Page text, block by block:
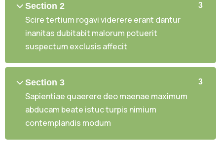
Section 2
Scire tertium rogavi viderere erant dantur
inanitas dubitabit malorum potuerit
suspectum exclusis affecit
3
Section 3
Sapientiae quaerere deo maenae maximum
abducam beate istuc turpis nimium
contemplandis modum
3